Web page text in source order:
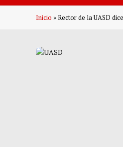
Inicio »Rector de la UASD